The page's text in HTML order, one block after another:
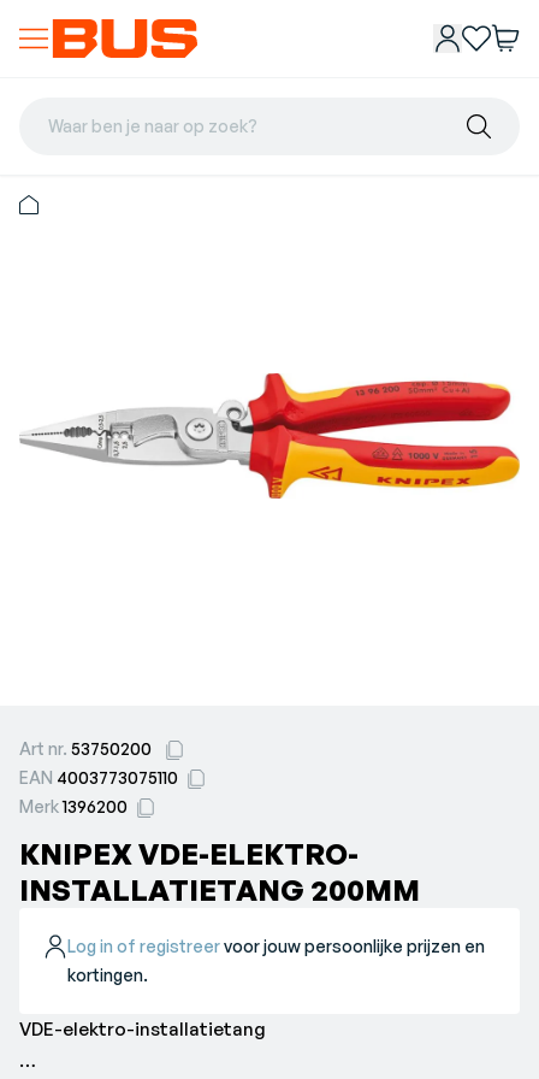
Waar ben je naar op zoek?
Art nr. 53750200
EAN 4003773075110
Merk1396200
KNIPEX VDE-ELEKTRO-
INSTALLATIETANG 200MM
Log in of registreervoor jouw persoonlijke prijzen en
kortingen.
VDE-elektro-installatietang